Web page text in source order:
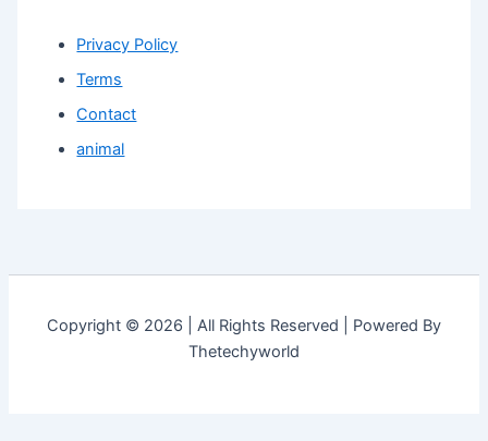
Privacy Policy
Terms
Contact
animal
Copyright © 2026 | All Rights Reserved | Powered By
Thetechyworld